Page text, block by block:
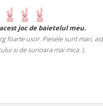
joc de baietelul meu.
foarte usor. Piesele sunt mari,
si de surioara mai mica :).